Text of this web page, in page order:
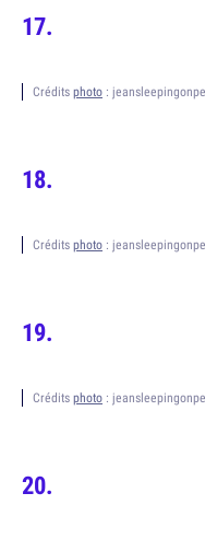
Crédits photo :
Crédits photo :
Crédits photo :